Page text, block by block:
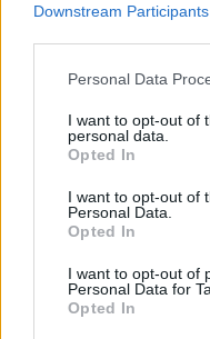
Downstream Participants
Please note that this
not limited to your visit
grant or deny consent
use your data for below
consent section.
Personal Data
I want to opt-out of
personal data.
Opted In
I want to opt-out of
Personal Data.
Opted In
I want to opt-out of
Personal Data for
Opted In
Mario Malu
Paolo Pinna
Martina